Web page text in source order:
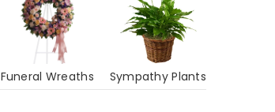
Funeral Wreaths Sympathy Plants